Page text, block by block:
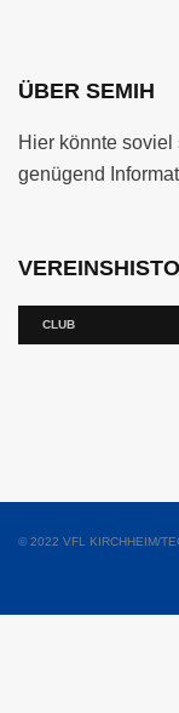
ÜBER SEMIH
Hier könnte
genügend
CLUB
© 2022 VFL KIRCHHEIM/